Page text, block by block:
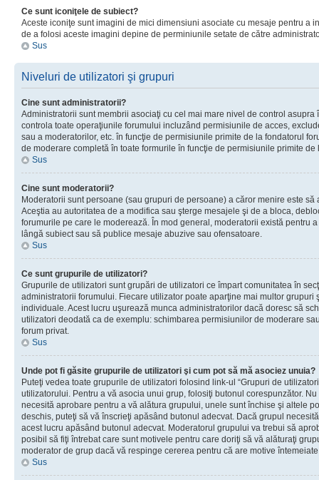
Ce sunt iconiţele de subiect?
Aceste iconiţe sunt imagini de mici dimensiuni asociate cu mesaje pentru a
de a folosi aceste imagini depine de perminiunile setate de către
Sus
Niveluri de utilizatori şi grupuri
Cine sunt administratorii?
Administratorii sunt membrii asociaţi cu cel mai mare nivel de control asupra
controla toate operaţiunile forumului incluzând permisiunile de acces,
sau a moderatorilor, etc. în funcţie de permisiunile primite de la fondatorul
de moderare completă în toate formurile în funcţie de permisiunile primite de
Sus
Cine sunt moderatorii?
Moderatorii sunt persoane (sau grupuri de persoane) a căror menire este
Aceştia au autoritatea de a modifica sau şterge mesajele şi de a bloca,
forumurile pe care le moderează. În mod general, moderatorii există pentru
lângă subiect sau să publice mesaje abuzive sau ofensatoare.
Sus
Ce sunt grupurile de utilizatori?
Grupurile de utilizatori sunt grupări de utilizatori ce împart comunitatea în
administratorii forumului. Fiecare utilizator poate aparţine mai multor grupuri
individuale. Acest lucru uşurează munca administratorilor dacă doresc să
utilizatori deodată ca de exemplu: schimbarea permisiunilor de moderare
forum privat.
Sus
Unde pot fi găsite grupurile de utilizatori şi cum pot să mă asociez unuia?
Puteţi vedea toate grupurile de utilizatori folosind link-ul “Grupuri de
utilizatorului. Pentru a vă asocia unui grup, folosiţi butonul corespunzător.
necesită aprobare pentru a vă alătura grupului, unele sunt închise şi altele
deschis, puteţi să vă înscrieţi apăsând butonul adecvat. Dacă grupul
acest lucru apăsând butonul adecvat. Moderatorul grupului va trebui să
posibil să fiţi întrebat care sunt motivele pentru care doriţi să vă alăturaţi
moderator de grup dacă vă respinge cererea pentru că are motive
Sus